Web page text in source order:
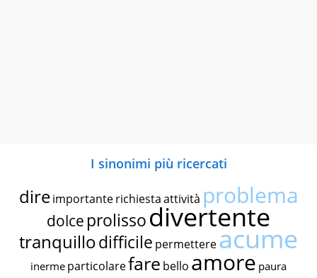
I sinonimi più ricercati
dire importante richiestaattività problema
dolce prolissodivertente
tranquillodifficile permettereacume
inerme particolarefare bello amore paura